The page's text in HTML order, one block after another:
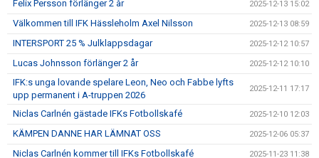
Felix Persson förlänger 2 år 2025-12-13 15:02
Välkommen till IFK Hässleholm Axel Nilsson 2025-12-13 08:59
INTERSPORT 25 % Julklappsdagar 2025-12-12 10:57
Lucas Johnsson förlänger 2 år 2025-12-12 10:10
IFK:s unga lovande spelare Leon, Neo och Fabbe lyfts
upp permanent i A-truppen 2026
2025-12-11 17:17
Niclas Carlnén gästade IFKs Fotbollskafé 2025-12-10 12:03
KÄMPEN DANNE HAR LÄMNAT OSS 2025-12-06 05:37
Niclas Carlnén kommer till IFKs Fotbollskafé 2025-11-23 11:38